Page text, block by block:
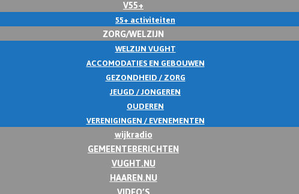
V55+
55+ activiteiten
ZORG/WELZIJN
WELZIJN VUGHT
ACCOMODATIES EN GEBOUWEN
GEZONDHEID / ZORG
JEUGD / JONGEREN
OUDEREN
VERENIGINGEN / EVENEMENTEN
wijkradio
GEMEENTEBERICHTEN
VUGHT.NU
HAAREN.NU